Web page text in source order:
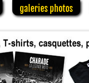
galeries photos